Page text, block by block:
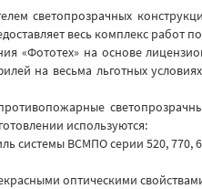
светопрозрачных
весь комплекс
«Фототех» на основе
на весьма льготных
используются:
системы ВСМПО серии 520,
оптическими